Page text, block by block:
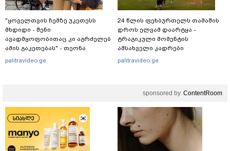
"ყოველთვის ჩემზე უკეთესს
მხდიდი - შენი
ავადმყოფობითაც კი აგრძელებ
ამის გაკეთებას" - თეონა
კონტრიძე მეუღლეს ემოციურ
palitravideo.ge
24 წლის ფეხბურთელს თამაშის
დროს ელვამ დაარტყა -
ტრაგიკული მომენტის
ამსახველი კადრები
ტაილანდიდან მედიაში
palitravideo.ge
sponsored by ContentRoom